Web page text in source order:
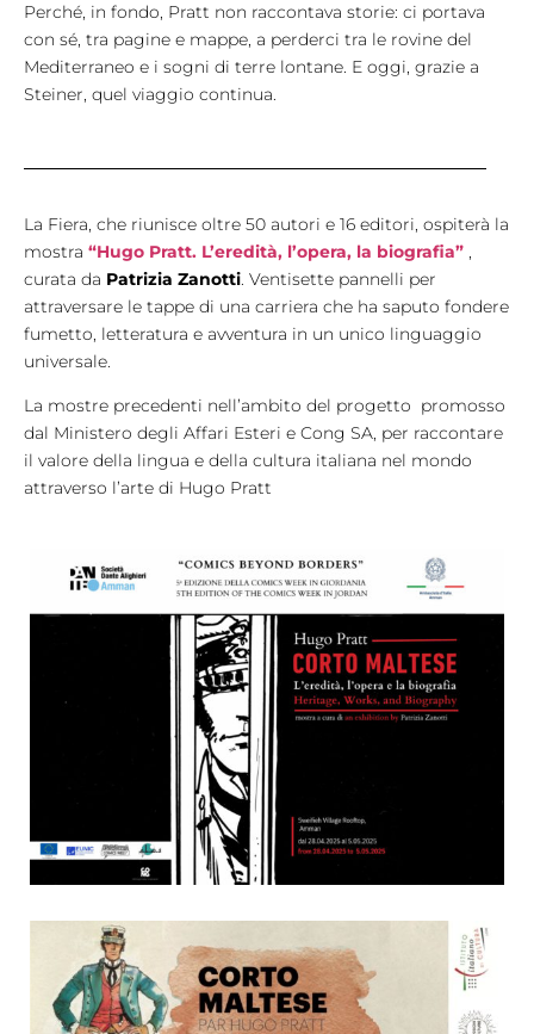
Perché, in fondo, Pratt non raccontava storie: ci portava
con sé, tra pagine e mappe, a perderci tra le rovine del
Mediterraneo e i sogni di terre lontane. E oggi, grazie a
Steiner, quel viaggio continua.
La Fiera, che riunisce oltre 50 autori e 16 editori, ospiterà la
mostra “Hugo Pratt. L’eredità, l’opera, la biografia”
curata da Patrizia Zanotti . Ventisette pannelli per
attraversare le tappe di una carriera che ha saputo fondere
fumetto, letteratura e avventura in un unico linguaggio
universale.
La mostre precedenti nell’ambito del progetto promosso
dal Ministero degli Affari Esteri e Cong SA, per raccontare
il valore della lingua e della cultura italiana nel mondo
attraverso l’arte di Hugo Pratt